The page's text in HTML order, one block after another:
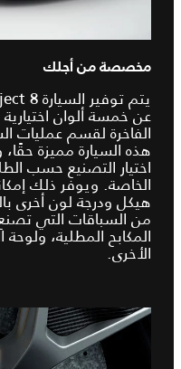
مخصصة من أجلك
عن خمسة ألوان
الفاخرة لقسم عمليات
هذه السيارة مميزة
اختيار التصنيع حسب
هيكل ودرجة لون أخرى
من السباقات التي
المكابح المطلية،
الأخرى.